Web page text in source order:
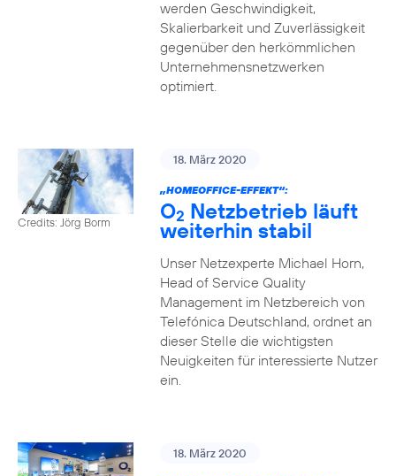
werden Geschwindigkeit,
Skalierbarkeit und Zuverlässigkeit
gegenüber den herkömmlichen
Unternehmensnetzwerken
optimiert.
Credits: Jörg Borm
18. März 2020
„HOMEOFFICE-EFFEKT“:
O2 Netzbetrieb läuft
weiterhin stabil
Unser Netzexperte Michael Horn,
Head of Service Quality
Management im Netzbereich von
Telefónica Deutschland, ordnet an
dieser Stelle die wichtigsten
Neuigkeiten für interessierte Nutzer
ein.
18. März 2020